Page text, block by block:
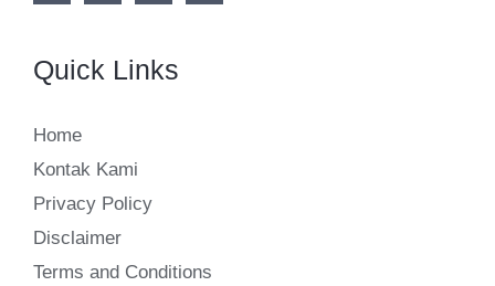
Quick Links
Home
Kontak Kami
Privacy Policy
Disclaimer
Terms and Conditions